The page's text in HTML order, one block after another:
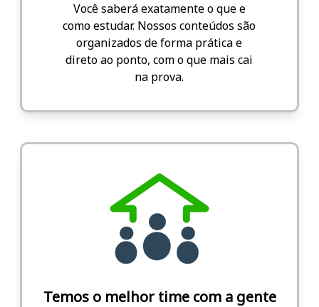
Você saberá exatamente o que e
como estudar. Nossos conteúdos são
organizados de forma prática e
direto ao ponto, com o que mais cai
na prova.
Temos o melhor time com a gente